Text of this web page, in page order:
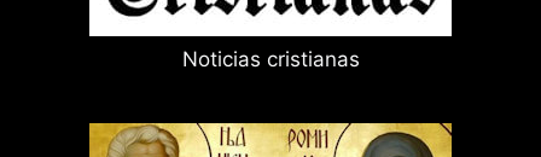
Noticias cristianas